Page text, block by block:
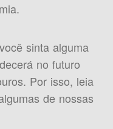
sinta alguma
no futuro
Por isso, leia
de nossas